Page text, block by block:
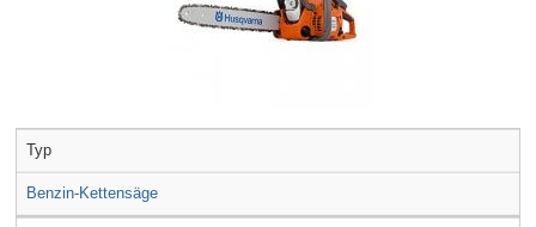
Typ
Benzin-Kettensäge